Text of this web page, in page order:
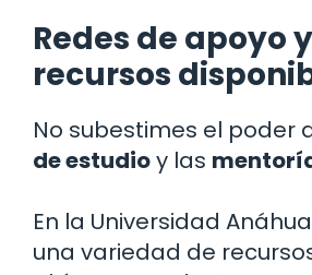
Redes de apoyo y
recursos
No subestimes el poder
de estudioy las
En la Universidad
una variedad de